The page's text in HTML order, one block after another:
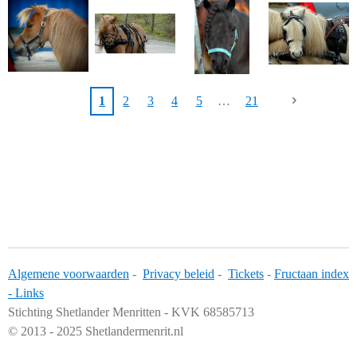
1 2 3 4 5 21
Algemene voorwaarden - Privacy beleid - Tickets - Fructaan index
- Links
Stichting Shetlander Menritten - KVK 68585713
© 2013 - 2025 Shetlandermenrit.nl